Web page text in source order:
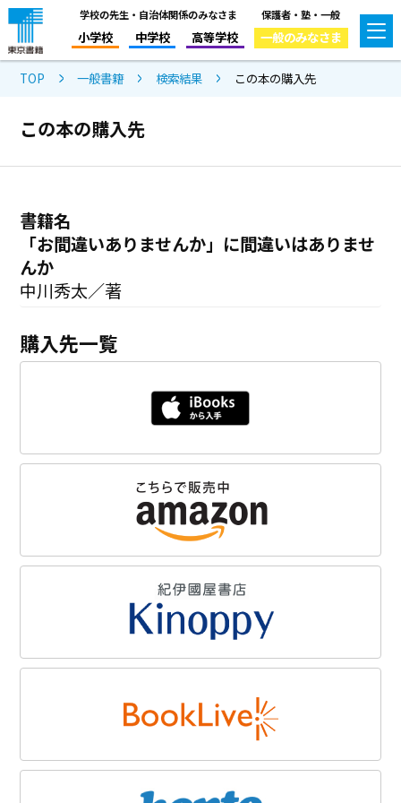
学校の先生・自治体関係のみなさま
小学校 中学校 高等学校
保護者・塾・一般
一般のみなさま
TOP 一般書籍 検索結果 この本の購入先
この本の購入先
書籍名
「お間違いありませんか」に間違いはありませ
んか
中川秀太／著
購入先一覧